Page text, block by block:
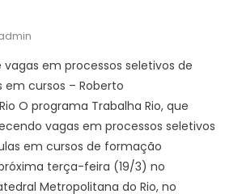
em processos seletivos de
cursos – Roberto
O programa Trabalha Rio, que
vagas em processos seletivos
em cursos de formação
terça-feira (19/3) no
Metropolitana do Rio, no